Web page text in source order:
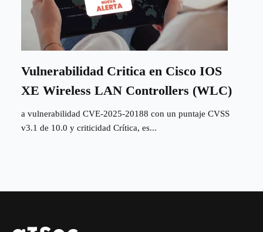
Vulnerabilidad Critica en Cisco IOS
XE Wireless LAN Controllers (WLC)
a vulnerabilidad CVE-2025-20188 con un puntaje CVSS
v3.1 de 10.0 y criticidad Crítica, es...